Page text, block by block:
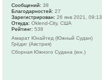
Сообщений: 38
Благодарностей: 27
Зарегистрирован: 26 янв 2021, 09:13
Откуда: Oklend-City, США
Рейтинг: 538
Амарат Юнайтед (Южный Судан)
Грёдиг (Австрия)
Сборная Южного Судана (юн.)